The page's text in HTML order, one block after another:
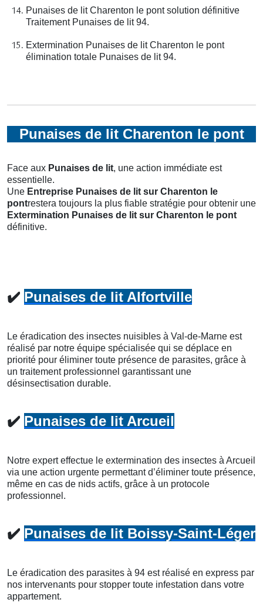
Punaises de lit Charenton le pont solution définitive
Traitement Punaises de lit 94.
Extermination Punaises de lit Charenton le pont
élimination totale Punaises de lit 94.
Punaises de lit Charenton le pont
Face aux Punaises de lit, une action immédiate est
essentielle.
Une Entreprise Punaises de lit sur Charenton le
pontrestera toujours la plus fiable stratégie pour obtenir une
Extermination Punaises de lit sur Charenton le pont
définitive.
✔️ Punaises de lit Alfortville
Le éradication des insectes nuisibles à Val-de-Marne est
réalisé par notre équipe spécialisée qui se déplace en
priorité pour éliminer toute présence de parasites, grâce à
un traitement professionnel garantissant une
désinsectisation durable.
✔️ Punaises de lit Arcueil
Notre expert effectue le extermination des insectes à Arcueil
via une action urgente permettant d’éliminer toute présence,
même en cas de nids actifs, grâce à un protocole
professionnel.
✔️ Punaises de lit Boissy-Saint-Léger
Le éradication des parasites à 94 est réalisé en express par
nos intervenants pour stopper toute infestation dans votre
appartement.